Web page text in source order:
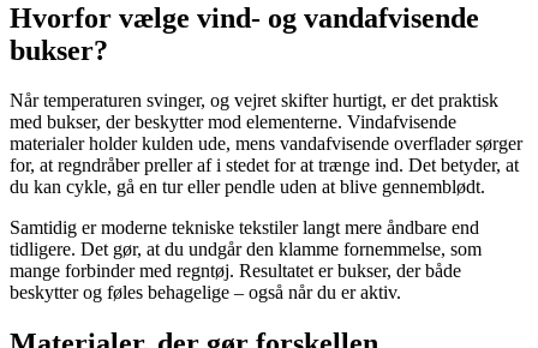
Hvorfor vælge vind- og vandafvisende
bukser?
Når temperaturen svinger, og vejret skifter hurtigt, er det praktisk
med bukser, der beskytter mod elementerne. Vindafvisende
materialer holder kulden ude, mens vandafvisende overflader sørger
for, at regndråber preller af i stedet for at trænge ind. Det betyder, at
du kan cykle, gå en tur eller pendle uden at blive gennemblødt.
Samtidig er moderne tekniske tekstiler langt mere åndbare end
tidligere. Det gør, at du undgår den klamme fornemmelse, som
mange forbinder med regntøj. Resultatet er bukser, der både
beskytter og føles behagelige – også når du er aktiv.